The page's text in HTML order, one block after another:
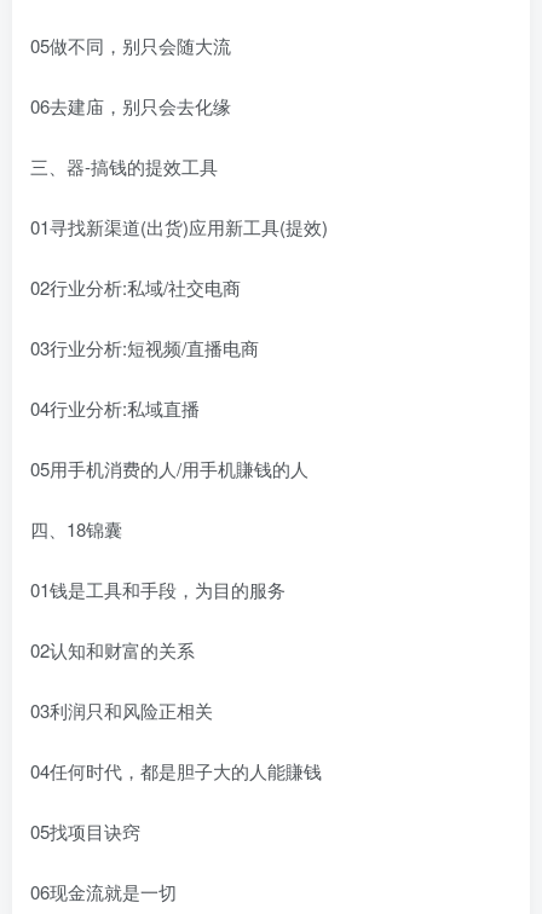
05做不同，别只会随大流
06去建庙，别只会去化缘
三、器-搞钱的提效工具
01寻找新渠道(出货)应用新工具(提效)
02行业分析:私域/社交电商
03行业分析:短视频/直播电商
04行业分析:私域直播
05用手机消费的人/用手机賺钱的人
四、18锦囊
01钱是工具和手段，为目的服务
02认知和财富的关系
03利润只和风险正相关
04任何时代，都是胆子大的人能賺钱
05找项目诀窍
06现金流就是一切